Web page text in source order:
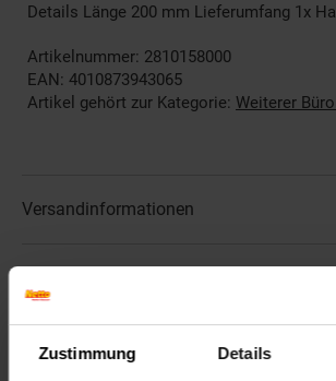
Zustimmung Details
Details Länge 200 mm Lieferumfang 1x
Artikelnummer: 2810158000
EAN: 4010873943065
Artikel gehört zur Kategorie: Weiterer
Versandinformationen